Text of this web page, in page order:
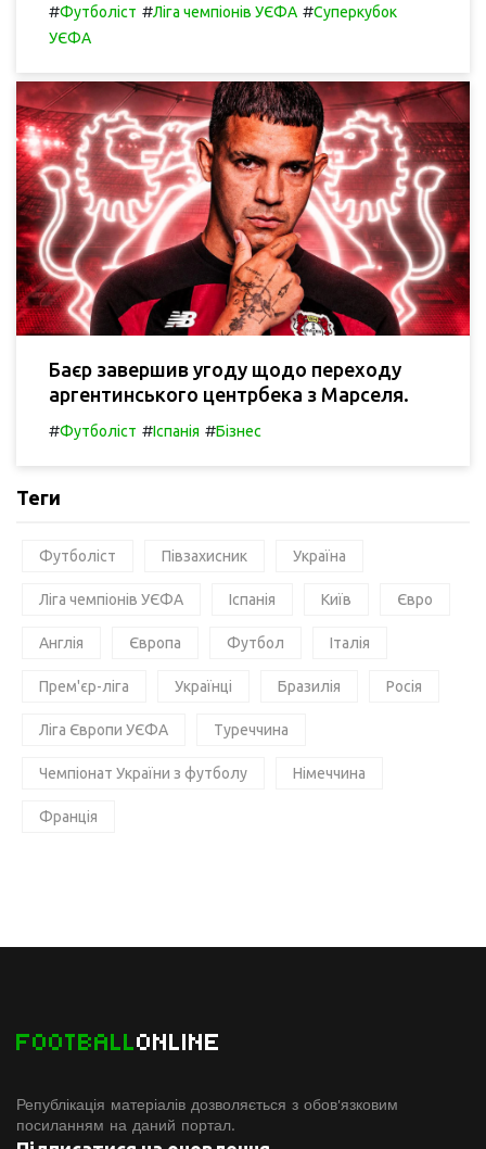
#Футболіст #Ліга чемпіонів УЄФА #Суперкубок
УЄФА
Баєр завершив угоду щодо переходу
аргентинського центрбека з Марселя.
#Футболіст #Іспанія #Бізнес
Теги
Футболіст Півзахисник Україна
Ліга чемпіонів УЄФА Іспанія Київ Євро
Англія Європа Футбол Італія
Прем'єр-ліга Українці Бразилія Росія
Ліга Європи УЄФА Туреччина
Чемпіонат України з футболу Німеччина
Франція
FOOTBALLONLINE
Републікація матеріалів дозволяється з обов'язковим
посиланням на даний портал.